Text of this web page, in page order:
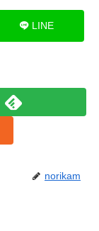
LINE
norikam